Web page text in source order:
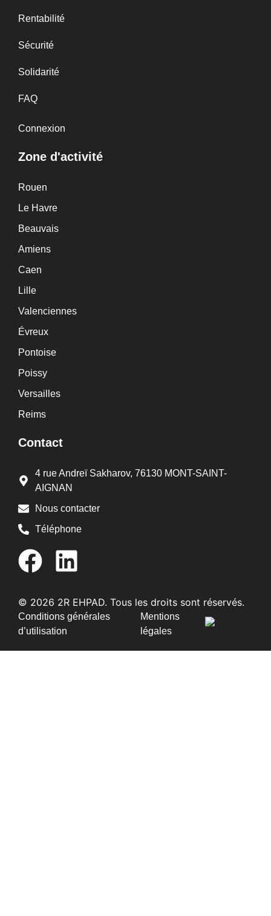
Rentabilité
Sécurité
Solidarité
FAQ
Connexion
Zone d'activité
Rouen
Le Havre
Beauvais
Amiens
Caen
Lille
Valenciennes
Évreux
Pontoise
Poissy
Versailles
Reims
Contact
4 rue Andreï Sakharov, 76130 MONT-SAINT-
AIGNAN
Nous contacter
Téléphone
© 2026 2R EHPAD. Tous les droits sont réservés.
Conditions générales
d’utilisation
Mentions
légales